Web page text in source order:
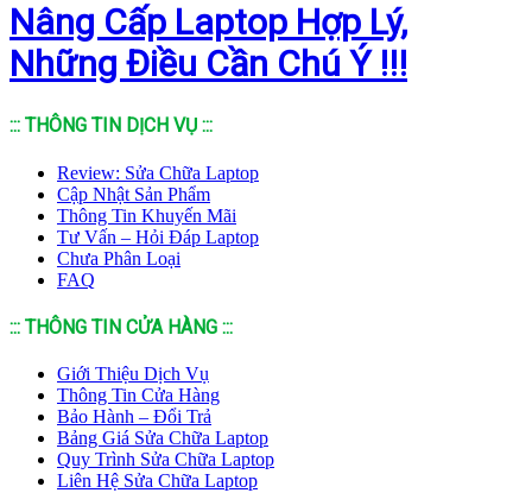
Nâng Cấp Laptop Hợp Lý,
Những Điều Cần Chú Ý !!!
::: THÔNG TIN DỊCH VỤ :::
Review: Sửa Chữa Laptop
Cập Nhật Sản Phẩm
Thông Tin Khuyến Mãi
Tư Vấn – Hỏi Đáp Laptop
Chưa Phân Loại
FAQ
::: THÔNG TIN CỬA HÀNG :::
Giới Thiệu Dịch Vụ
Thông Tin Cửa Hàng
Bảo Hành – Đổi Trả
Bảng Giá Sửa Chữa Laptop
Quy Trình Sửa Chữa Laptop
Liên Hệ Sửa Chữa Laptop